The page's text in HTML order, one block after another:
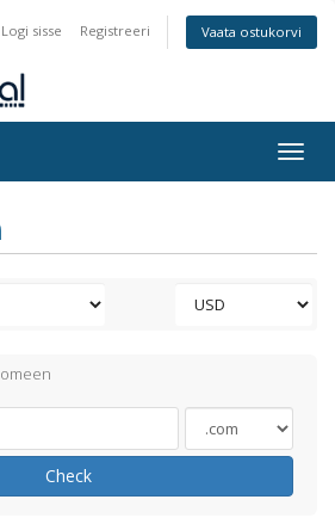
Logi sisse Registreeri Vaata ostukorvi
Check